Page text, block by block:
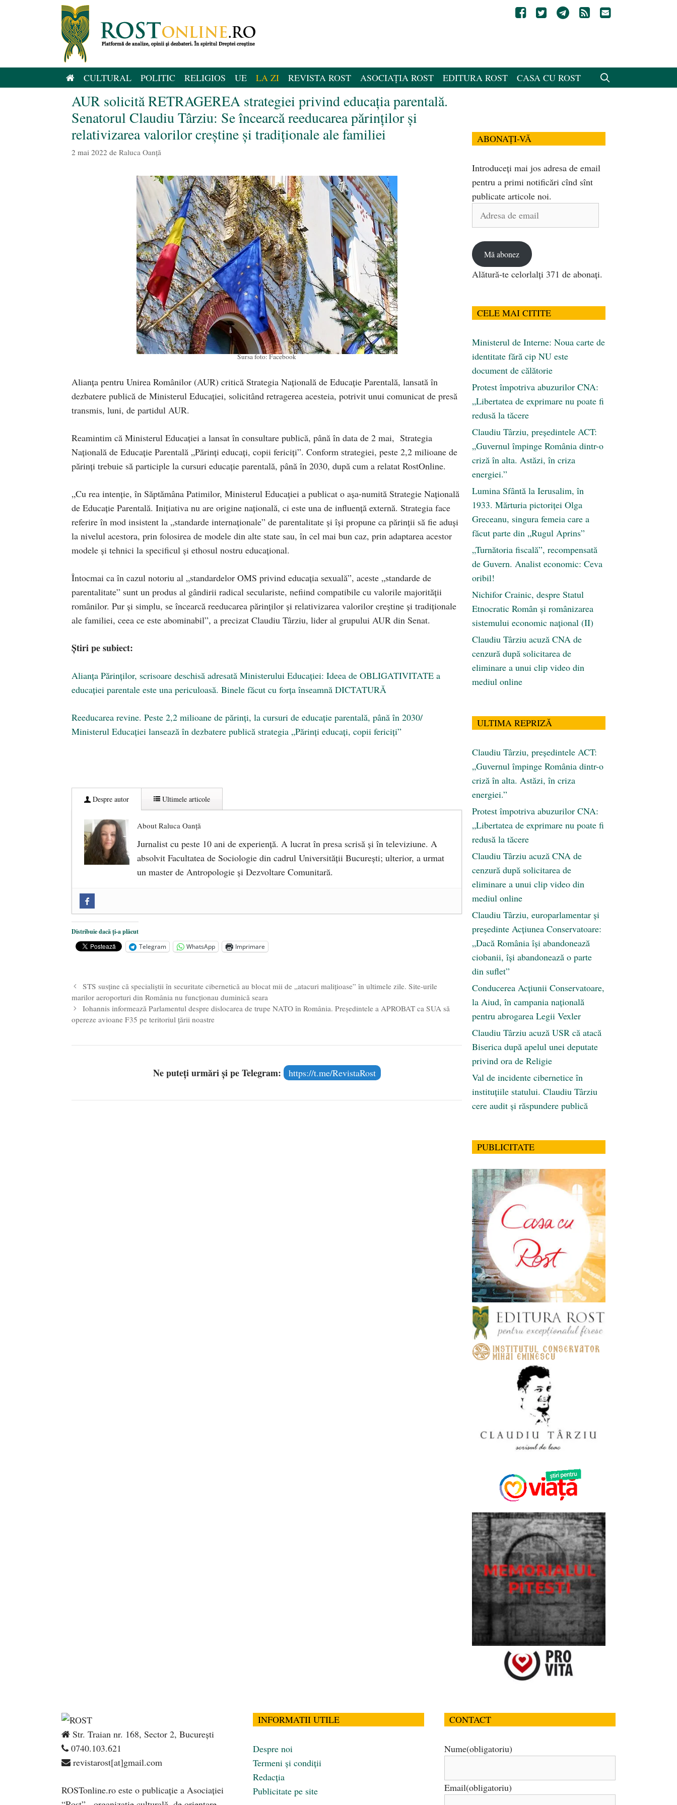
CULTURAL POLITIC RELIGIOS UE LA ZI REVISTA ROST ASOCIAȚIA ROST EDITURA ROST CASA CU ROST
AUR solicită RETRAGEREA strategiei privind educația parentală.
Senatorul Claudiu Târziu: Se încearcă reeducarea părinților și
relativizarea valorilor creştine şi tradiţionale ale familiei
2 mai 2022 de Raluca Oanță
Sursa foto: Facebook
Alianța pentru Unirea Românilor (AUR) critică Strategia Națională de Educație Parentală, lansată în
dezbatere publică de Ministerul Educației, solicitând retragerea acesteia, potrivit unui comunicat de presă
transmis, luni, de partidul AUR.
Reamintim că Ministerul Educației a lansat în consultare publică, până în data de 2 mai, Strategia
Națională de Educație Parentală „Părinți educați, copii fericiți”. Conform strategiei, peste 2,2 milioane de
părinți trebuie să participle la cursuri educație parentală, până în 2030, după cum a relatat RostOnline.
„Cu rea intenție, în Săptămâna Patimilor, Ministerul Educației a publicat o așa-numită Strategie Națională
de Educație Parentală. Inițiativa nu are origine națională, ci este una de influență externă. Strategia face
referire în mod insistent la „standarde internaționale” de parentalitate și își propune ca părinții să fie aduși
la nivelul acestora, prin folosirea de modele din alte state sau, în cel mai bun caz, prin adaptarea acestor
modele și tehnici la specificul și ethosul nostru educațional.
Întocmai ca în cazul notoriu al „standardelor OMS privind educația sexuală”, aceste „standarde de
parentalitate” sunt un produs al gândirii radical seculariste, nefiind compatibile cu valorile majorității
românilor. Pur și simplu, se încearcă reeducarea părinților și relativizarea valorilor creştine şi tradiţionale
ale familiei, ceea ce este abominabil”, a precizat Claudiu Târziu, lider al grupului AUR din Senat.
Știri pe subiect:
Alianța Părinților, scrisoare deschisă adresată Ministerului Educației: Ideea de OBLIGATIVITATE a
educației parentale este una periculoasă. Binele făcut cu forţa înseamnă DICTATURĂ
Reeducarea revine. Peste 2,2 milioane de părinți, la cursuri de educație parentală, până în 2030/
Ministerul Educației lansează în dezbatere publică strategia „Părinți educați, copii fericiți”
Despre autor Ultimele articole
About Raluca Oanță
Jurnalist cu peste 10 ani de experiență. A lucrat în presa scrisă și în televiziune. A
absolvit Facultatea de Sociologie din cadrul Universității București; ulterior, a urmat
un master de Antropologie și Dezvoltare Comunitară.
comemorat la 102 ani de la naștere - 29 iulie 2024
„Carnea cultivată” în laborator, tot mai aproape de autorizare pentru comercializare în UE
iulie 2024
Distribuie dacă ți-a plăcut
Telegram
WhatsApp Imprimare
STS susține că specialiștii în securitate cibernetică au blocat mii de „atacuri malițioase” în ultimele zile. Site-urile
marilor aeroporturi din România nu funcționau duminică seara
Iohannis informează Parlamentul despre dislocarea de trupe NATO în România. Președintele a APROBAT ca SUA să
opereze avioane F35 pe teritoriul țării noastre
Ne puteți urmări și pe Telegram: https://t.me/RevistaRost
ABONAȚI-VĂ
Introduceți mai jos adresa de email
pentru a primi notificări cînd sînt
publicate articole noi.
Adresa
Mă abonez
Alătură-te celorlalți 371 de abonați.
CELE MAI CITITE
Ministerul de Interne: Noua carte de
identitate fără cip NU este
document de călătorie
Protest împotriva abuzurilor CNA:
„Libertatea de exprimare nu poate fi
redusă la tăcere
Claudiu Târziu, președintele ACT:
„Guvernul împinge România dintr-o
criză în alta. Astăzi, în criza
energiei.”
Lumina Sfântă la Ierusalim, în
1933. Mărturia pictoriței Olga
Greceanu, singura femeia care a
făcut parte din „Rugul Aprins”
„Turnătoria fiscală”, recompensată
de Guvern. Analist economic: Ceva
oribil!
Nichifor Crainic, despre Statul
Etnocratic Român şi românizarea
sistemului economic naţional (II)
Claudiu Târziu acuză CNA de
cenzură după solicitarea de
eliminare a unui clip video din
mediul online
ULTIMA REPRIZĂ
Claudiu Târziu, președintele ACT:
„Guvernul împinge România dintr-o
criză în alta. Astăzi, în criza
energiei.”
Protest împotriva abuzurilor CNA:
„Libertatea de exprimare nu poate fi
redusă la tăcere
Claudiu Târziu acuză CNA de
cenzură după solicitarea de
eliminare a unui clip video din
mediul online
Claudiu Târziu, europarlamentar și
președinte Acțiunea Conservatoare:
„Dacă România își abandonează
ciobanii, își abandonează o parte
din suflet”
Conducerea Acțiunii Conservatoare,
la Aiud, în campania națională
pentru abrogarea Legii Vexler
Claudiu Târziu acuză USR că atacă
Biserica după apelul unei deputate
privind ora de Religie
Val de incidente cibernetice în
instituțiile statului. Claudiu Târziu
cere audit și răspundere publică
PUBLICITATE
Str. Traian nr. 168, Sector 2, București
0740.103.621
revistarost[at]gmail.com
ROSTonline.ro este o publicaţie a Asociaţiei
INFORMATII UTILE
Despre noi
Termeni și condiții
Redacția
Publicitate pe site
CONTACT
Nume(obligatoriu)
Email(obligatoriu)